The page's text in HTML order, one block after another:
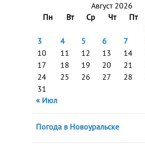
Август 2026
Пн
Вт Ср Чт Пт
3
4 5 6 7
10
11 12 13 14
17
18 19 20 21
24
25 26 27 28
31
« Июл
Погода в Новоуральске